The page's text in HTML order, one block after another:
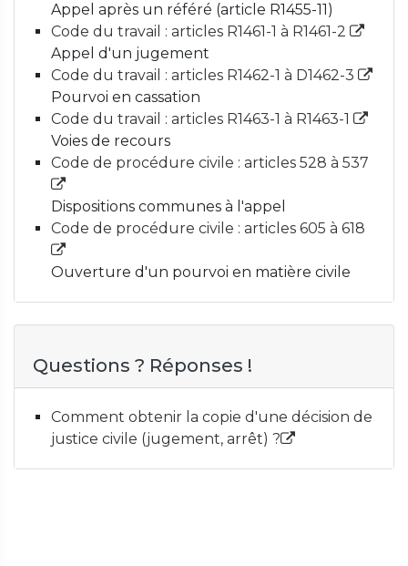
Appel après un référé (article R1455-11)
Code du travail : articles R1461-1 à R1461-2
Appel d'un jugement
Code du travail : articles R1462-1 à D1462-3
Pourvoi en cassation
Code du travail : articles R1463-1 à R1463-1
Voies de recours
Code de procédure civile : articles 528 à 537
Dispositions communes à l'appel
Code de procédure civile : articles 605 à 618
Ouverture d'un pourvoi en matière civile
Questions ? Réponses !
Comment obtenir la copie d'une décision de
justice civile (jugement, arrêt) ?